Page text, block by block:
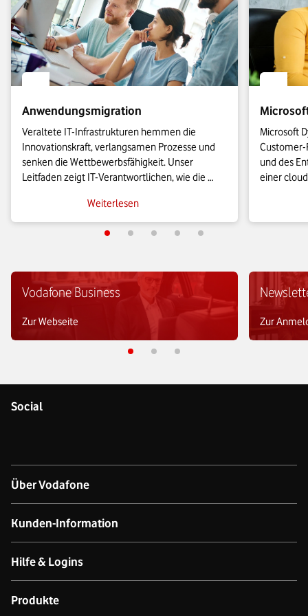
Anwendungsmigration
Veraltete IT-Infrastrukturen hemmen die
Innovationskraft, verlangsamen Prozesse und
senken die Wettbewerbsfähigkeit. Unser
Leitfaden zeigt IT-Verantwortlichen, wie die
gelingt und wie sich geschäftskritische Prozesse
agil skalieren lassen.
Weiterlesen
Microsoft
Customer-
und des
einer
Vodafone Business
Zur Webseite Zur
Social
Über Vodafone
Über das Unternehmen
Netzabdeckung Mobilfunk
Kunden-Information
Kontakt für Geschäftskund:innen
Hilfe & Logins
Produkt- & technischer Support
Produkte